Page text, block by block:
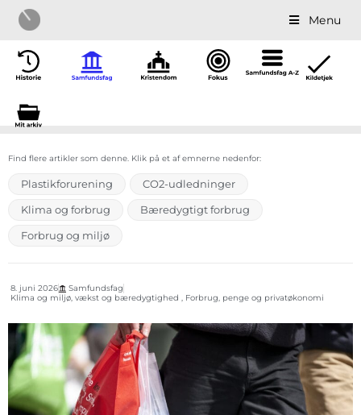
Menu
Find flere artikler som denne. Klik på et af emnerne nedenfor:
Plastikforurening
CO2-udledninger
Klima og forbrug
Bæredygtigt forbrug
Forbrug og miljø
8. juni 2026
Samfundsfag
Klima og miljø, vækst og bæredygtighed , Forbrug, penge og privatøkonomi